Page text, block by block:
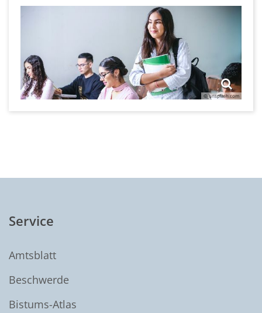
© unsplash.com
Service
Amtsblatt
Beschwerde
Bistums-Atlas